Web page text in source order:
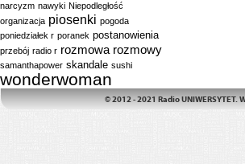
narcyzm nawyki Niepodległość
organizacja piosenki pogoda
poniedziałek r poranek postanowienia
przebój radio r rozmowa rozmowy
samanthapower skandale sushi
wonderwoman
© 2012 - 2021 Radio